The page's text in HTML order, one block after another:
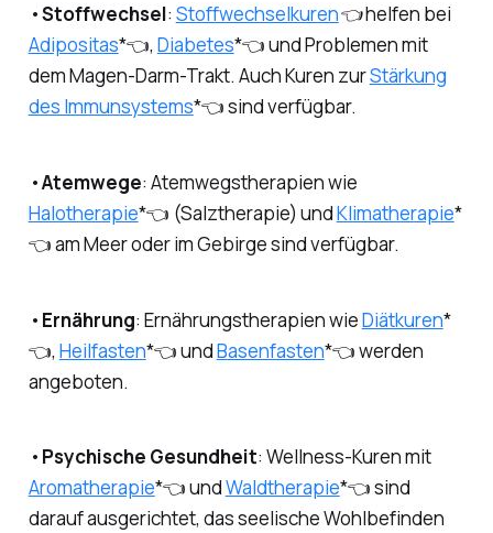
•Stoffwechsel: Stoffwechselkuren👈 helfen bei
Adipositas*👈, Diabetes*👈 und Problemen mit
dem Magen-Darm-Trakt. Auch Kuren zurStärkung
des Immunsystems*👈 sind verfügbar.
•Atemwege: Atemwegstherapien wie
Halotherapie*👈 (Salztherapie) undKlimatherapie*
👈 am Meer oder im Gebirge sind verfügbar.
• Ernährung: Ernährungstherapien wieDiätkuren*
👈, Heilfasten*👈 undBasenfasten*👈 werden
angeboten.
• Psychische Gesundheit: Wellness-Kuren mit
Aromatherapie*👈 undWaldtherapie*👈 sind
darauf ausgerichtet, das seelische Wohlbefinden